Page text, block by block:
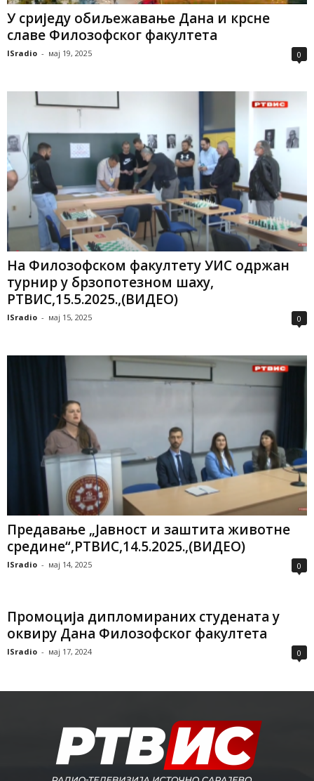
У сриједу обиљежавање Дана и крсне
славе Филозофског факултета
ISradio - мај 19, 2025 0
На Филозофском факултету УИС одржан
турнир у брзопотезном шаху,
РТВИС,15.5.2025.,(ВИДЕО)
ISradio - мај 15, 2025 0
Предавање „Јавност и заштита животне
средине“,РТВИС,14.5.2025.,(ВИДЕО)
ISradio - мај 14, 2025 0
Промоција дипломираних студената у
оквиру Дана Филозофског факултета
ISradio - мај 17, 2024 0